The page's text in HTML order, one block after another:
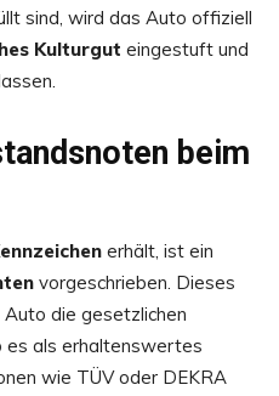
sind, wird das Auto offiziell
Kulturgut eingestuft und
beim
erhält, ist ein
vorgeschrieben. Dieses
die gesetzlichen
es als erhaltenswertes
wie TÜV oder DEKRA